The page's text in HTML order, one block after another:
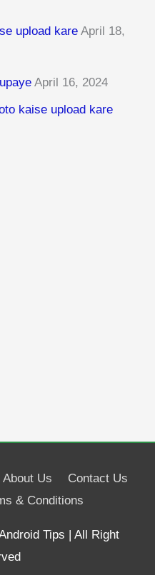
upload kare April 18,
April 16, 2024
kaise upload kare
About Us
Contact Us
& Conditions
Tips | All Right